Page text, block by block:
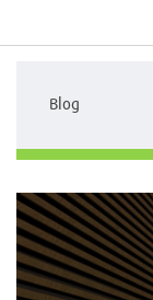
Blog